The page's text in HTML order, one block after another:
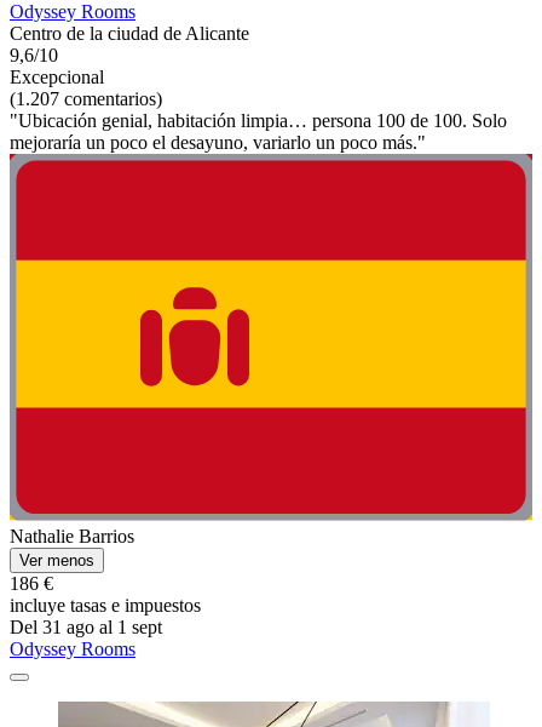
Odyssey Rooms
Centro de la ciudad de Alicante
9,6/10
Excepcional
(1.207 comentarios)
"Ubicación genial, habitación limpia… persona 100 de 100. Solo
mejoraría un poco el desayuno, variarlo un poco más."
Nathalie Barrios
Ver menos
186 €
incluye tasas e impuestos
Del 31 ago al 1 sept
Odyssey Rooms